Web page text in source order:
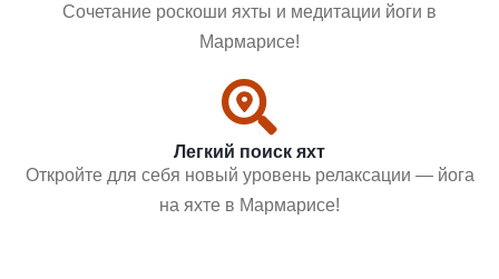
Сочетание роскоши яхты и медитации йоги в
Мармарисе!
Легкий поиск яхт
Откройте для себя новый уровень релаксации — йога
на яхте в Мармарисе!